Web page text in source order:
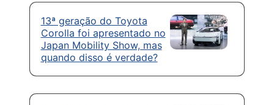
13ª geração do Toyota
Corolla foi apresentado no
Japan Mobility Show, mas
quando disso é verdade?